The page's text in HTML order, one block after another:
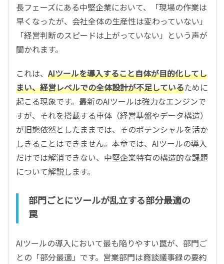
長フェーズにある中堅企業において、「現場の作業は
早くなったが、会社全体の生産性は変わっていない」
「経営判断のスピードは上がっていない」という声が
聞かれます。
これは、 AIツールを導入すること自体が目的化してし
まい、経営レベルでの全体設計が不足しているために
起こる現象です。最新のAIツールは強力なエンジンで
すが、それを搭載する車体（経営基盤やデータ構造）
が旧態依然としたままでは、そのポテンシャルを活か
しきることはできません。本章では、AIツールの導入
だけでは解消できない、中堅企業特有の構造的な課題
について解説します。
部門ごとにツールが乱立する部分最適の
罠
AIツールの導入において最も陥りやすい罠が、部門ご
との「部分最適」です。営業部門は商談議事録の要約